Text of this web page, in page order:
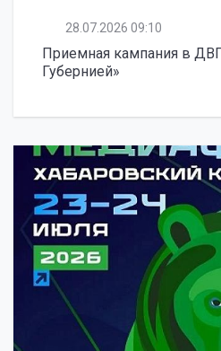
28.07.2026 09:10
Приемная кампания в
Губернией»